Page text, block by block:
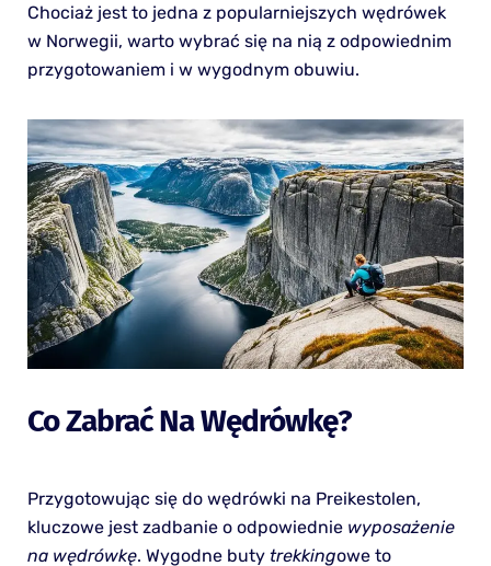
Chociaż jest to jedna z popularniejszych wędrówek
w Norwegii, warto wybrać się na nią z odpowiednim
przygotowaniem i w wygodnym obuwiu.
Co Zabrać Na Wędrówkę?
Przygotowując się do wędrówki na Preikestolen,
kluczowe jest zadbanie o odpowiednie wyposażenie
na wędrówkę. Wygodne buty trekkingowe to